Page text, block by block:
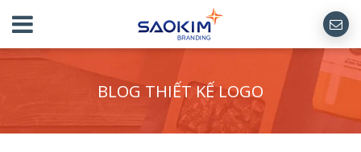
BLOG THIẾT KẾ LOGO